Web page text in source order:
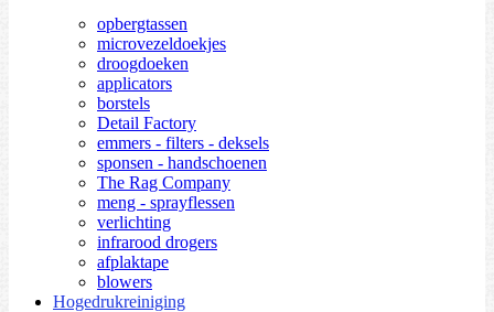
opbergtassen
microvezeldoekjes
droogdoeken
applicators
borstels
Detail Factory
emmers - filters - deksels
sponsen - handschoenen
The Rag Company
meng - sprayflessen
verlichting
infrarood drogers
afplaktape
blowers
Hogedrukreiniging